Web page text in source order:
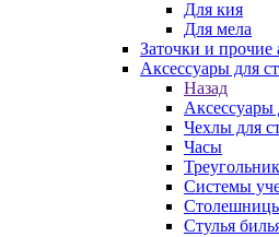
Для кия
Для мела
Заточки и прочие
Аксессуары для
Назад
Аксессуары
Чехлы для
Часы
Системы
Стулья